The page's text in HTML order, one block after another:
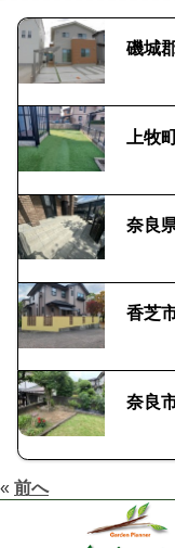
磯城
上
奈良
香芝
奈良
« 前へ